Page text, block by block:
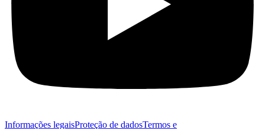
Informações legaisProteção de dadosTermos e